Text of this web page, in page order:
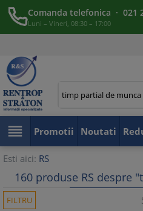
Comanda telefonica · 021
Luni – Vineri, 08:30 – 17:00
 Promotii Noutati
Esti aici: RS
160 produse RS despre
FILTRU